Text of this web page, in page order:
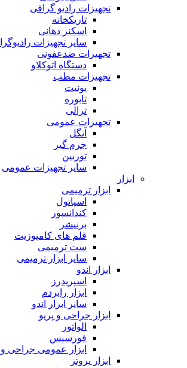
تجهیزات رادیو گرافی
تاریکخانه
اسکنر دهانی
سایر تجهیزات
تجهیزات ضدعفونی
دستگاه اتوکلاو
تجهیزات مطب
یونیت
تابوره
ترالی
تجهیزات عمومی
آنگل
جرم گیر
توربین
سایر تجهیزات عمومی
ابزار
ابزار ترمیمی
اسپاتول
کندانسور
برنیشر
قلم های کامپوزیت
ست ترمیمی
سایر ابزار ترمیمی
ابزار اندو
اسپریدرز
ابزار رابردم
سایر ابزار اندو
ابزار جراحی و پریو
الواتور
فورسپس
ابزار عمومی جراحی و
ابزار پروتز